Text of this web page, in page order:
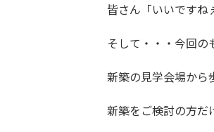
皆さん「いいですね
そして・・・今回の
新築の見学会場から
新築をご検討の方だ